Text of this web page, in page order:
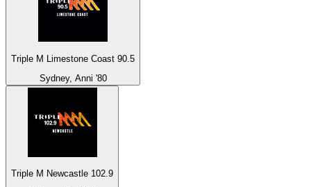
Triple M Limestone Coast 90.5
Sydney, Anni '80
Triple M Newcastle 102.9